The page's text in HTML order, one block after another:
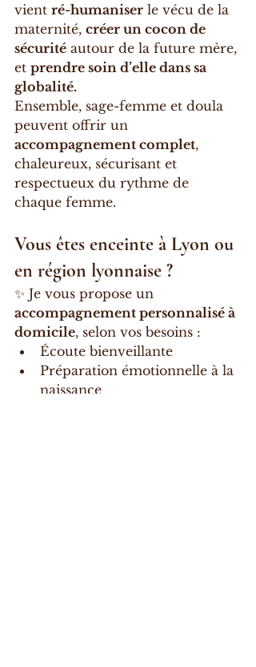
vient ré-humaniser le vécu de la
maternité, créer un cocon de
sécurité autour de la future mère,
et prendre soin d’elle dans sa
globalité.
Ensemble, sage-femme et doula
peuvent offrir un
accompagnement complet,
chaleureux, sécurisant et
respectueux du rythme de
chaque femme.
Vous êtes enceinte à Lyon ou
en région lyonnaise ?
✨ Je vous propose un
accompagnement personnalisé à
domicile, selon vos besoins :
Écoute bienveillante
Préparation émotionnelle à la
naissance